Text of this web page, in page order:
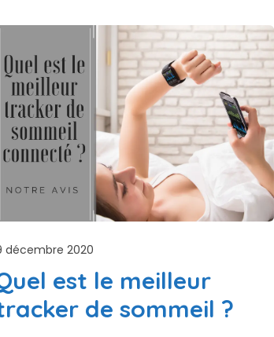
décembre 2020
est le meilleur
de sommeil ?